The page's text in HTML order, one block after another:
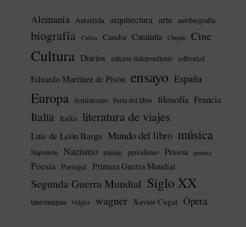
Alemania Antártida arquitectura arte autobiografía
biografía Callas Camba Cataluña Chopin Cine
Cultura Diarios edición independiente editorial
Eduardo Martínez de Pisón ensayo España
Europa feminismo Feria del libro filosofía Francia
Italia Kafka literatura de viajes
Luis de León Barga Mundo del libro música
Napoleón Nazismo paisaje periodismo Pessoa pintura
Poesía Portugal Primera Guerra Mundial
Segunda Guerra Mundial Siglo XX
tauromaquia viajes wagner Xavier Cugat Ópera